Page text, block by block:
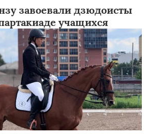
завоевали дзюдоисты
учащихся